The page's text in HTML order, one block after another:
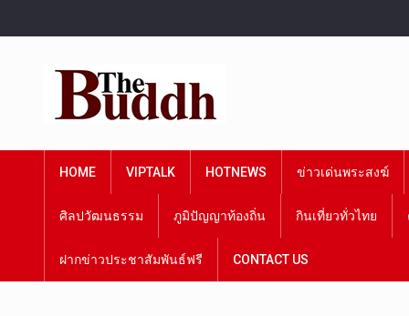
HOME VIPTALK HOTNEWS ข่าวเด่นพระสงฆ์
ศิลปวัฒนธรรม ภูมิปัญญาท้องถิ่น กินเที่ยวทั่วไทย
ฝากข่าวประชาสัมพันธ์ฟรี CONTACT US